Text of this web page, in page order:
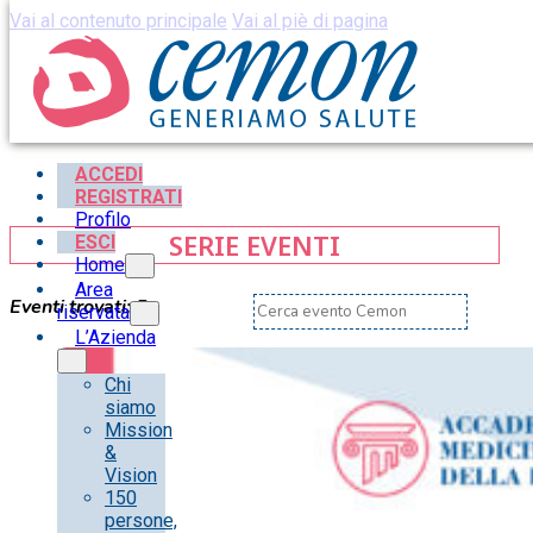
Vai al contenuto principale Vai al piè di pagina
ACCEDI
REGISTRATI
Profilo
ESCI
Home
Area
riservata
L’Azienda
Chi
siamo
Mission
&
Vision
150
persone,
SERIE EVENTI
Eventi trovati:5